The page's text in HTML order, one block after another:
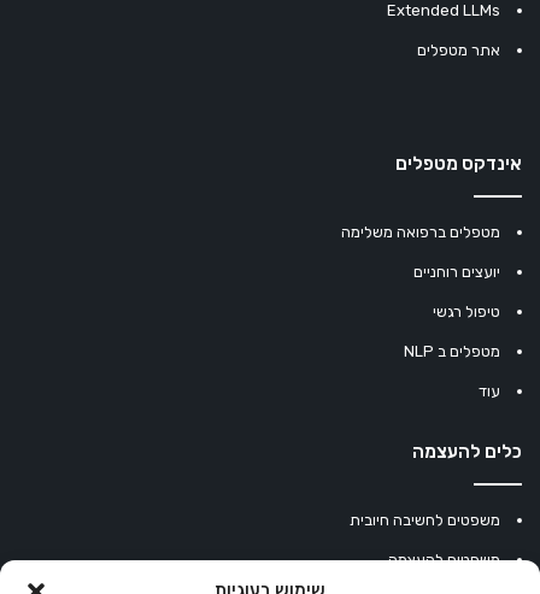
Extended LLMs
אתר מטפלים
אינדקס מטפלים
מטפלים ברפואה משלימה
יועצים רוחניים
טיפול רגשי
מטפלים ב NLP
עוד
כלים להעצמה
משפטים לחשיבה חיובית
משפטים להעצמה